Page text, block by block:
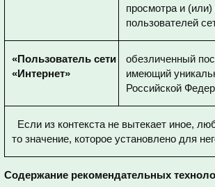
просмотра и
пользователей
«Пользователь сети
«Интернет»
обезличенный
имеющий
Российской
Если из контекста не вытекает иное,
то значение, которое установлено для
Содержание рекомендательных